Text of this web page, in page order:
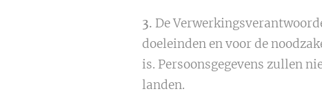
3. De
doeleinden en voor de
is. Persoonsgegevens zullen
landen.